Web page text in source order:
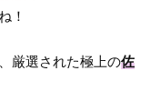
！
厳選された極上の佐